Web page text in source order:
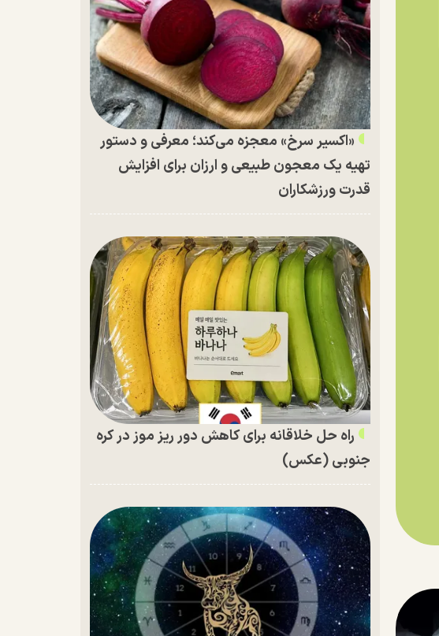
«اکسیر سرخ» معجزه می‌کند؛ معرفی و دستور
تهیه یک معجون طبیعی و ارزان برای افزایش
قدرت ورزشکاران
راه حل خلاقانه برای کاهش دور ریز موز در کره
جنوبی (عکس)